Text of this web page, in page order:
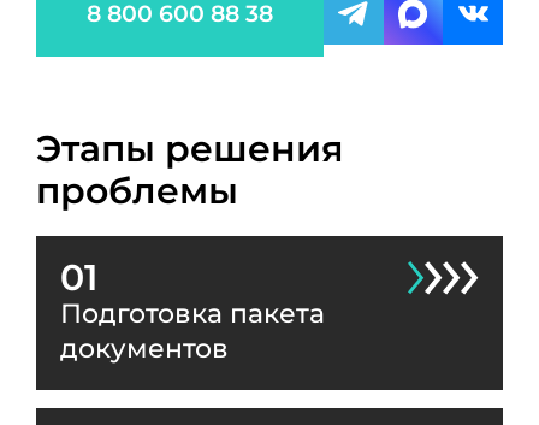
8 800 600 88 38
Этапы решения
проблемы
01
Подготовка пакета
документов